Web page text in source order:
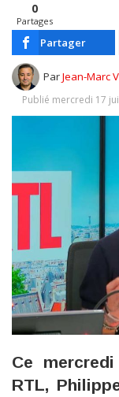
0
Partages
Partager
ParJean-Marc
Publié mercredi 17
Ce
RTL,